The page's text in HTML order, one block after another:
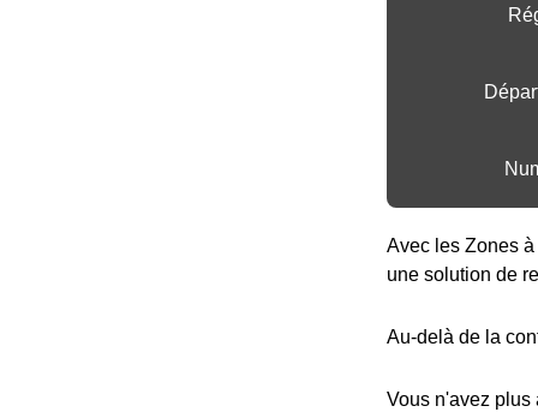
Avec les Zones
une solution de
Au-delà de la
Vous n'avez plus